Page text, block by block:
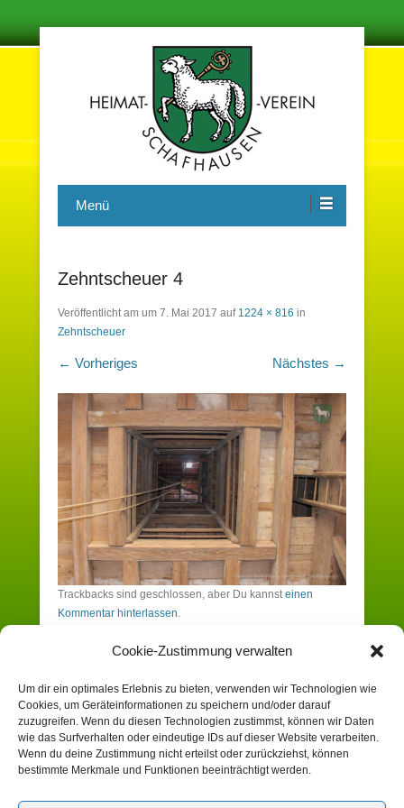
Cookie-Zustimmung verwalten
Um dir ein optimales Erlebnis zu bieten, verwenden wir Technologien wie
Cookies, um Geräteinformationen zu speichern und/oder darauf
zuzugreifen. Wenn du diesen Technologien zustimmst, können wir Daten
wie das Surfverhalten oder eindeutige IDs auf dieser Website verarbeiten.
Wenn du deine Zustimmung nicht erteilst oder zurückziehst, können
bestimmte Merkmale und Funktionen beeinträchtigt werden.
Heimatverein Schafhausen e.V.
Menü
Zehntscheuer 4
Veröffentlicht am um 7. Mai 2017 auf 1224 × 816 in
Zehntscheuer
← Vorheriges Nächstes →
Trackbacks sind geschlossen, aber Du kannsteinen
Kommentar hinterlassen.
Du musst angemeldet sein, um einen
Kommentar zu erstellen.